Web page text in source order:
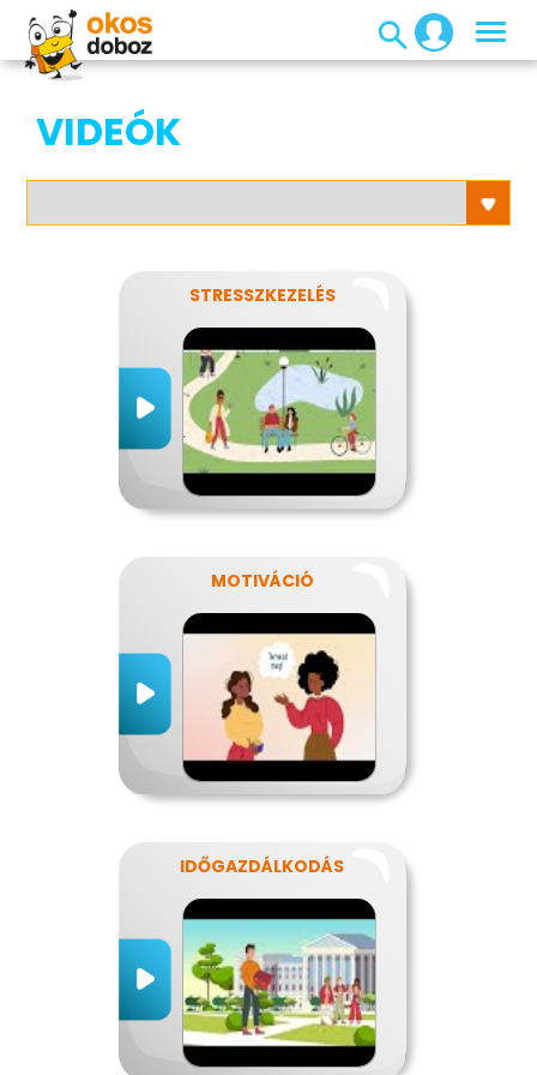
VIDEÓK
STRESSZKEZELÉS
MOTIVÁCIÓ
IDŐGAZDÁLKODÁS